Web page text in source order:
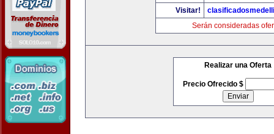
Visitar!
Serán consideradas
Realizar una Oferta
Precio Ofrecido $